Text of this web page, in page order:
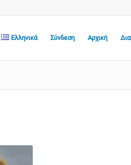
Ελληνικά Σύνδεση Αρχική